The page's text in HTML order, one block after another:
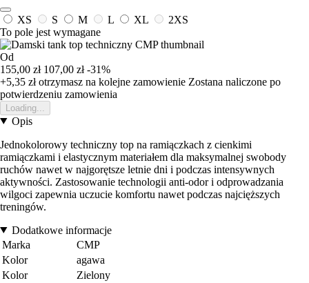
XS S M L XL
2XS
To pole jest wymagane
Od
155,00 zł 107,00 zł -31%
+5,35 złotrzymasz na kolejne zamowienie Zostana naliczone po
potwierdzeniu zamowienia
Loading...
Opis
Jednokolorowy techniczny top na ramiączkach z cienkimi
ramiączkami i elastycznym materiałem dla maksymalnej swobody
ruchów nawet w najgorętsze letnie dni i podczas intensywnych
aktywności. Zastosowanie technologii anti-odor i odprowadzania
wilgoci zapewnia uczucie komfortu nawet podczas najcięższych
treningów.
Dodatkowe informacje
Marka
CMP
Kolor
agawa
Kolor
Zielony